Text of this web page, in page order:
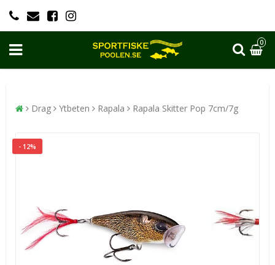
0
Drag Ytbeten Rapala Rapala Skitter Pop 7cm/7g
- 12%